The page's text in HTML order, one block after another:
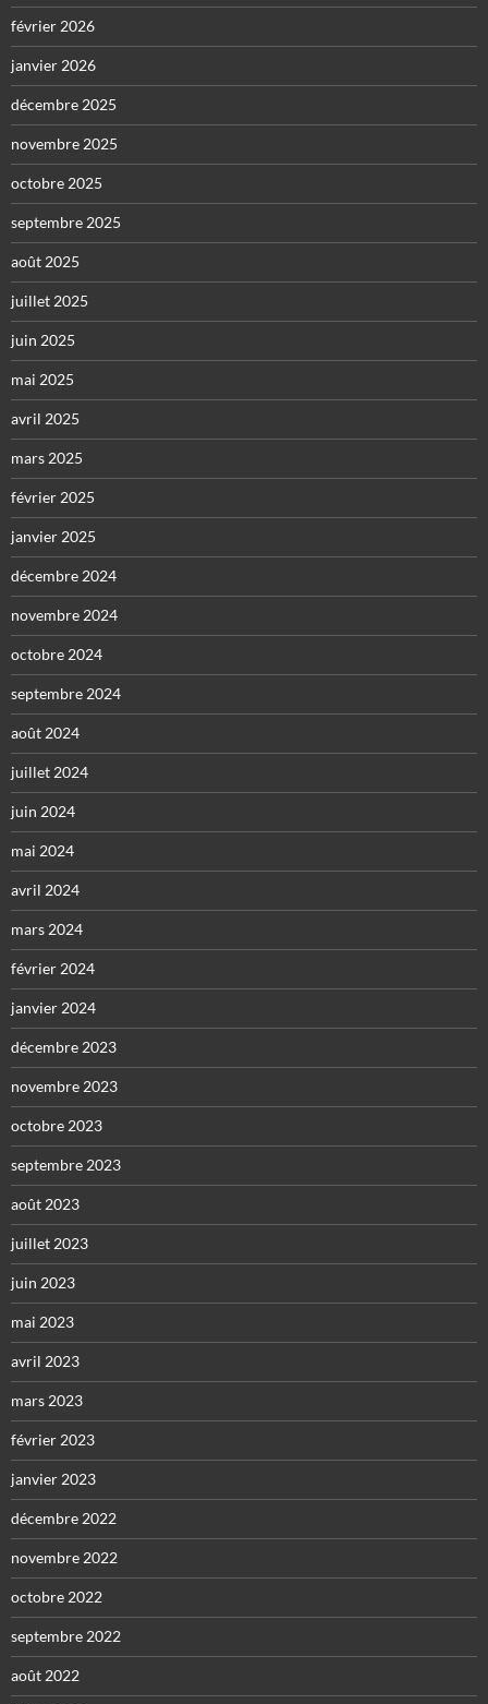
février 2026
janvier 2026
décembre 2025
novembre 2025
octobre 2025
septembre 2025
août 2025
juillet 2025
juin 2025
mai 2025
avril 2025
mars 2025
février 2025
janvier 2025
décembre 2024
novembre 2024
octobre 2024
septembre 2024
août 2024
juillet 2024
juin 2024
mai 2024
avril 2024
mars 2024
février 2024
janvier 2024
décembre 2023
novembre 2023
octobre 2023
septembre 2023
août 2023
juillet 2023
juin 2023
mai 2023
avril 2023
mars 2023
février 2023
janvier 2023
décembre 2022
novembre 2022
octobre 2022
septembre 2022
août 2022